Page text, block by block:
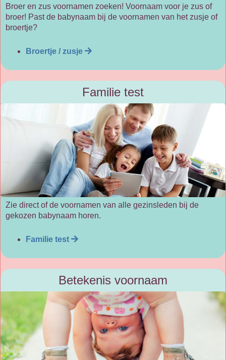
Broer en zus voornamen zoeken! Voornaam voor je zus of
broer! Past de babynaam bij de voornamen van het zusje of
broertje?
Broertje / zusje
Familie test
Zie direct of de voornamen van alle gezinsleden bij de
gekozen babynaam horen.
Familie test
Betekenis voornaam